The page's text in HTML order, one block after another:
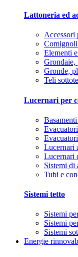
Lattoneria ed
Accessori
Elementi
Grondaie,
Gronde,
Teli
Lucernari per
Lucernari
Lucernari
Sistemi di
Tubi e
Sistemi tetto
Sistemi
Sistemi
Sistemi
Energie